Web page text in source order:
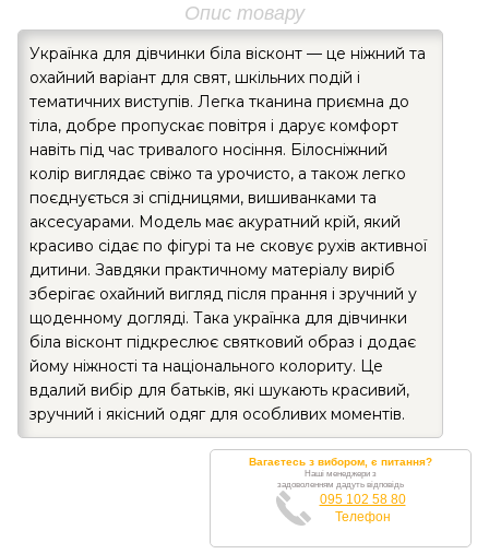
Опис товару
Українка для дівчинки біла вісконт — це ніжний та
охайний варіант для свят, шкільних подій і
тематичних виступів. Легка тканина приємна до
тіла, добре пропускає повітря і дарує комфорт
навіть під час тривалого носіння. Білосніжний
колір виглядає свіжо та урочисто, а також легко
поєднується зі спідницями, вишиванками та
аксесуарами. Модель має акуратний крій, який
красиво сідає по фігурі та не сковує рухів активної
дитини. Завдяки практичному матеріалу виріб
зберігає охайний вигляд після прання і зручний у
щоденному догляді. Така українка для дівчинки
біла вісконт підкреслює святковий образ і додає
йому ніжності та національного колориту. Це
вдалий вибір для батьків, які шукають красивий,
зручний і якісний одяг для особливих моментів.
Вагаєтесь з вибором, є питання?
Наші менеджери з
задоволенням дадуть відповідь
095 102 58 80
Телефон